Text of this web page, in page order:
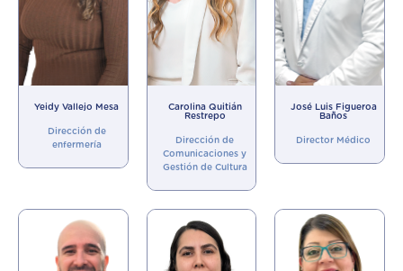
Yeidy Vallejo Mesa
Dirección de
enfermería
Carolina Quitián
Restrepo
Dirección de
Comunicaciones y
Gestión de Cultura
José Luis Figueroa
Baños
Director Médico